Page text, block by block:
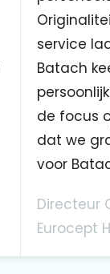
service
Batach
de focus
dat we
voor
Directeur
Eurocept